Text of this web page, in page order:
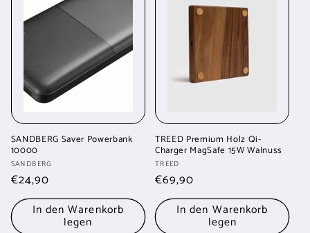
SANDBERG Saver Powerbank
10000
Anbieter:
SANDBERG
Normaler
Preis
€24,90
In den Warenkorb
legen
TREED Premium Holz Qi-
Charger MagSafe 15W Walnuss
Anbieter:
TREED
Normaler
Preis
€69,90
In den Warenkorb
legen